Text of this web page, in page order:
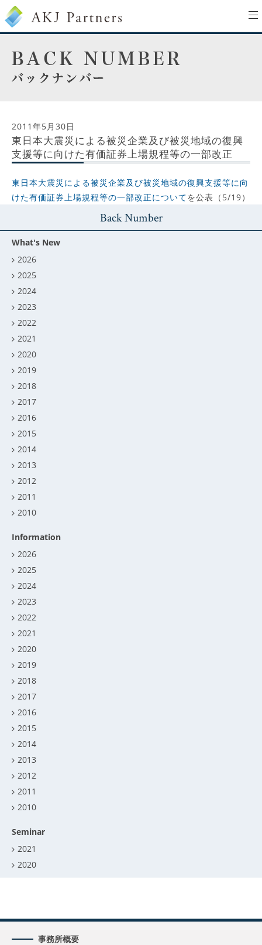
2011年5月30日
東日本大震災による被災企業及び被災地域の復興
支援等に向けた有価証券上場規程等の一部改正
東日本大震災による被災企業及び被災地域の復興支援等に向
けた有価証券上場規程等の一部改正についてを公表（5/19）
Back Number
What's New
2026
2025
2024
2023
2022
2021
2020
2019
2018
2017
2016
2015
2014
2013
2012
2011
2010
Information
2026
2025
2024
2023
2022
2021
2020
2019
2018
2017
2016
2015
2014
2013
2012
2011
2010
Seminar
2021
2020
事務所概要